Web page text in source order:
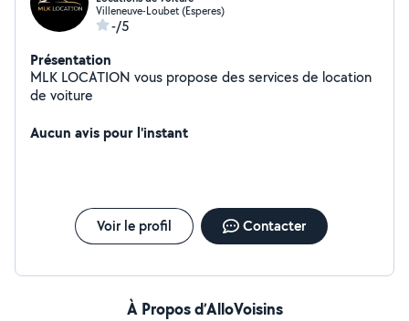
Villeneuve-Loubet (Esperes)
-/5
Présentation
MLK LOCATION vous propose des services de location
de voiture
Aucun avis pour l'instant
Voir le profil Contacter
À Propos d’AlloVoisins